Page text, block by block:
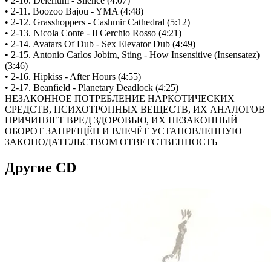
• 2-11. Boozoo Bajou - YMA (4:48)
• 2-12. Grasshoppers - Cashmir Cathedral (5:12)
• 2-13. Nicola Conte - Il Cerchio Rosso (4:21)
• 2-14. Avatars Of Dub - Sex Elevator Dub (4:49)
• 2-15. Antonio Carlos Jobim, Sting - How Insensitive (Insensatez)
(3:46)
• 2-16. Hipkiss - After Hours (4:55)
• 2-17. Beanfield - Planetary Deadlock (4:25)
НЕЗАКОННОЕ ПОТРЕБЛЕНИЕ НАРКОТИЧЕСКИХ
СРЕДСТВ, ПСИХОТРОПНЫХ ВЕЩЕСТВ, ИХ АНАЛОГОВ
ПРИЧИНЯЕТ ВРЕД ЗДОРОВЬЮ, ИХ НЕЗАКОННЫЙ
ОБОРОТ ЗАПРЕЩЁН И ВЛЕЧЁТ УСТАНОВЛЕННУЮ
ЗАКОНОДАТЕЛЬСТВОМ ОТВЕТСТВЕННОСТЬ
Другие CD